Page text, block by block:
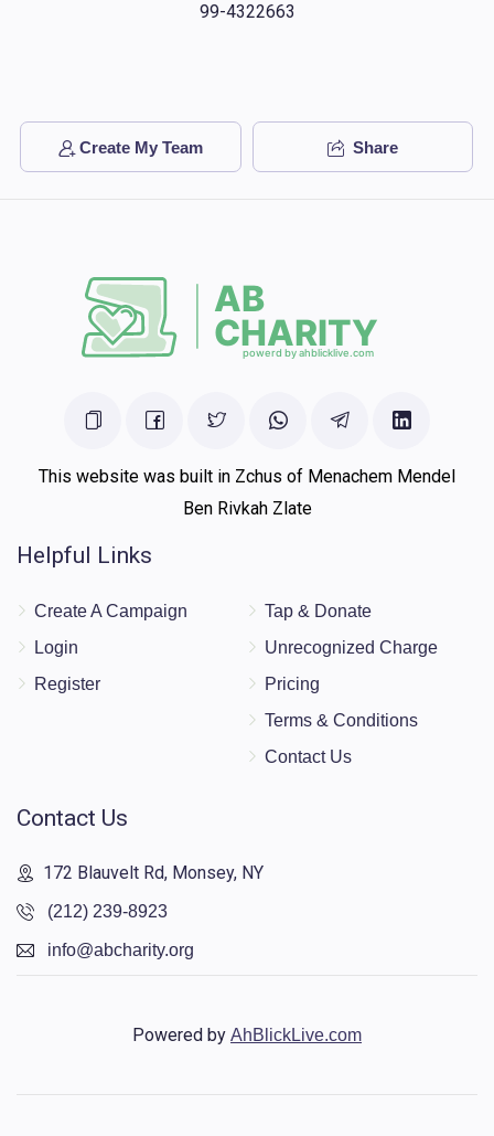
$150 1
$0
Donated
$3,600
Goal Donors
99-4322663
Create My Team Share
This website was built in Zchus of Menachem Mendel
Ben Rivkah Zlate
Helpful Links
Create A Campaign
Login
Register
Tap & Donate
Unrecognized Charge
Pricing
Terms & Conditions
Contact Us
Contact Us
172 Blauvelt Rd, Monsey, NY
(212) 239-8923
info@abcharity.org
Powered by AhBlickLive.com